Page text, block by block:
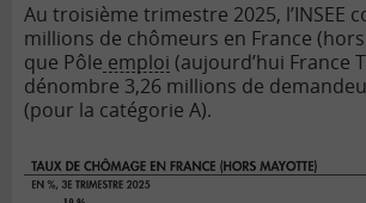
Au troisième trimestre 2025, l’INSEE
millions de chômeurs en France
que Pôle emploi (aujourd’hui France
dénombre 3,26 millions de
(pour la catégorie A).